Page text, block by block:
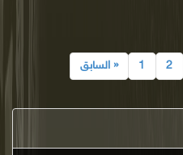
« السابق 1 2